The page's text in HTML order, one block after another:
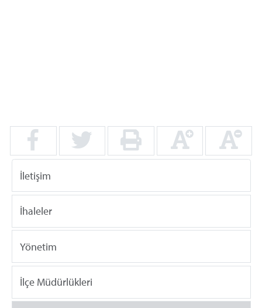
İletişim
İhaleler
Yönetim
İlçe Müdürlükleri